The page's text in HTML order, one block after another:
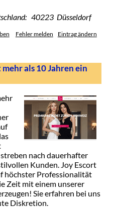
40223 Düsseldorf
Fehler melden Eintrag ändern
als 10 Jahren ein
nach dauerhafter
Kunden. Joy Escort
höchster Professionalität
Zeit mit einem unserer
Sie erfahren bei uns
Diskretion.